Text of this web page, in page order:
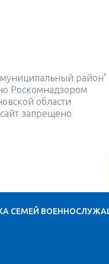
район"
Роскомнадзором
области
запрещено
СЕМЕЙ